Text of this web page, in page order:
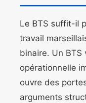
Le BTS suffit-il
travail
binaire. Un
opérationnelle
ouvre des
arguments